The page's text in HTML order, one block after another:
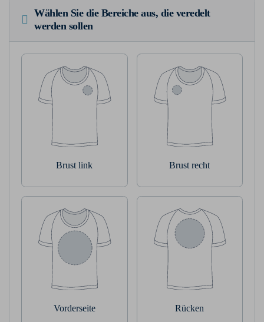
Wählen Sie die Bereiche aus, die veredelt
werden sollen
Brust link Brust recht
Vorderseite Rücken